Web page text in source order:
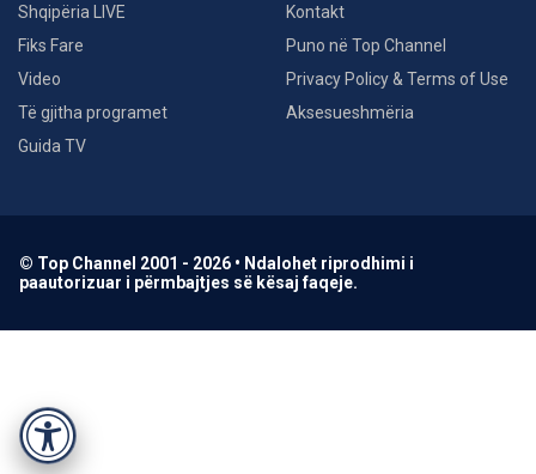
Accessibility
Shqipëria LIVE
Fiks Fare
Video
Të gjitha programet
Guida TV
Kontakt
Puno në Top Channel
Privacy Policy & Terms of Use
Aksesueshmëria
© Top Channel 2001 - 2026 • Ndalohet riprodhimi i
paautorizuar i përmbajtjes së kësaj faqeje.